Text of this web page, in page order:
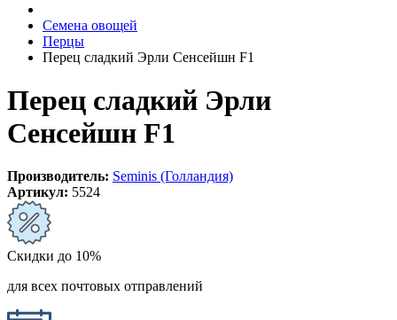
Семена овощей
Перцы
Перец сладкий Эрли Сенсейшн F1
Перец сладкий Эрли
Сенсейшн F1
Производитель: Seminis (Голландия)
Артикул: 5524
Скидки до 10%
для всех почтовых отправлений